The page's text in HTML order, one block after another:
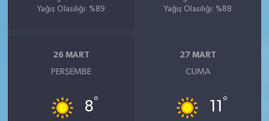
Yağış Olasılığı: %89
Yağış Olasılığı: %88
26 MART
PERŞEMBE
8°
27 MART
CUMA
11 °